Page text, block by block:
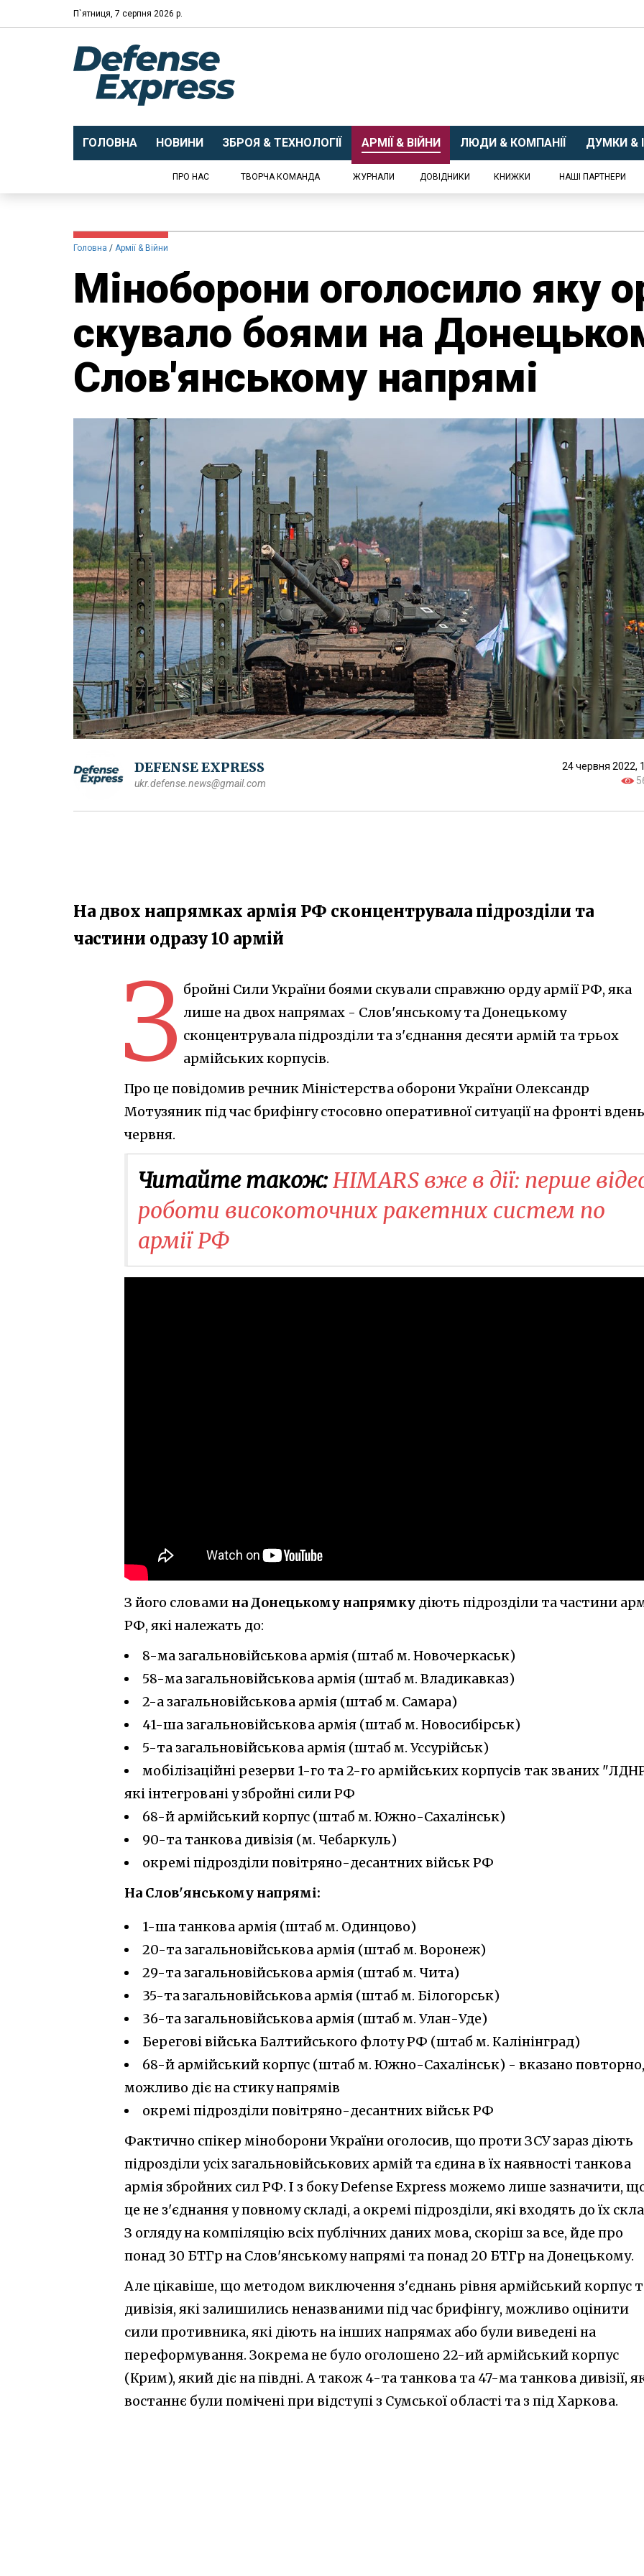
П`ятниця, 7 серпня 2026 р.
ГОЛОВНА НОВИНИ ЗБРОЯ & ТЕХНОЛОГІЇ АРМІЇ & ВІЙНИ ЛЮДИ & КОМПАНІЇ ДУМКИ &
ПРО НАС ТВОРЧА КОМАНДА ЖУРНАЛИ ДОВІДНИКИ КНИЖКИ НАШІ ПАРТНЕРИ
Головна Армії & Війни
Міноборони оголосило яку
скувало боями на
Слов'янському напрямі
DEFENSE EXPRESS
ukr.defense.news@gmail.com
24 червня 2022,
На двох напрямках армія РФ сконцентрувала підрозділи та
частини одразу 10 армій
З бройні Сили України боями скували справжню орду армії РФ, яка
лише на двох напрямах - Слов'янському та Донецькому
сконцентрувала підрозділи та з'єднання десяти армій та трьох
армійських корпусів.
Про це повідомив речник Міністерства оборони України Олександр
Мотузяник під час брифінгу стосовно оперативної ситуації на фронті
червня.
Читайте також:HIMARS вже в дії: перше
роботи високоточних ракетних систем по
армії РФ
З його словами на Донецькому напрямку діють підрозділи та частини
РФ, які належать до:
8-ма загальновійськова армія (штаб м. Новочеркаськ)
58-ма загальновійськова армія (штаб м. Владикавказ)
2-а загальновійськова армія (штаб м. Самара)
41-ша загальновійськова армія (штаб м. Новосибірськ)
5-та загальновійськова армія (штаб м. Уссурійськ)
мобілізаційні резерви 1-го та 2-го армійських корпусів так званих
які інтегровані у збройні сили РФ
68-й армійський корпус (штаб м. Южно-Сахалінськ)
90-та танкова дивізія (м. Чебаркуль)
окремі підрозділи повітряно-десантних військ РФ
На Слов'янському напрямі:
1-ша танкова армія (штаб м. Одинцово)
20-та загальновійськова армія (штаб м. Воронеж)
29-та загальновійськова армія (штаб м. Чита)
35-та загальновійськова армія (штаб м. Білогорськ)
36-та загальновійськова армія (штаб м. Улан-Уде)
Берегові війська Балтийського флоту РФ (штаб м. Калінінград)
68-й армійський корпус (штаб м. Южно-Сахалінськ) - вказано повторно,
можливо діє на стику напрямів
окремі підрозділи повітряно-десантних військ РФ
Фактично спікер міноборони України оголосив, що проти ЗСУ зараз діють
підрозділи усіх загальновійськових армій та єдина в їх наявності танкова
армія збройних сил РФ. І з боку Defense Express можемо лише зазначити,
це не з'єднання у повному складі, а окремі підрозділи, які входять до їх
З огляду на компіляцію всіх публічних даних мова, скоріш за все, йде про
понад 30 БТГр на Слов'янському напрямі та понад 20 БТГр на Донецькому.
Але цікавіше, що методом виключення з'єднань рівня армійський корпус
дивізія, які залишились неназваними під час брифінгу, можливо оцінити
сили противника, які діють на інших напрямах або були виведені на
переформування. Зокрема не було оголошено 22-ий армійський корпус
(Крим), який діє на півдні. А також 4-та танкова та 47-ма танкова дивізії,
востаннє були помічені при відступі з Сумської області та з під Харкова.